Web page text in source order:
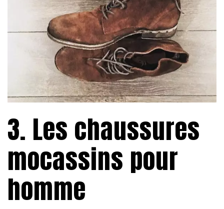
3. Les chaussures
mocassins pour
homme